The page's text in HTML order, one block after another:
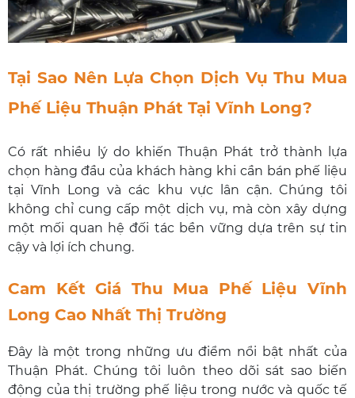
Tại Sao Nên Lựa Chọn Dịch Vụ Thu Mua
Phế Liệu Thuận Phát Tại Vĩnh Long?
Có rất nhiều lý do khiến Thuận Phát trở thành lựa
chọn hàng đầu của khách hàng khi cần bán phế liệu
tại Vĩnh Long và các khu vực lân cận. Chúng tôi
không chỉ cung cấp một dịch vụ, mà còn xây dựng
một mối quan hệ đối tác bền vững dựa trên sự tin
cậy và lợi ích chung.
Cam Kết Giá Thu Mua Phế Liệu Vĩnh
Long Cao Nhất Thị Trường
Đây là một trong những ưu điểm nổi bật nhất của
Thuận Phát. Chúng tôi luôn theo dõi sát sao biến
động của thị trường phế liệu trong nước và quốc tế